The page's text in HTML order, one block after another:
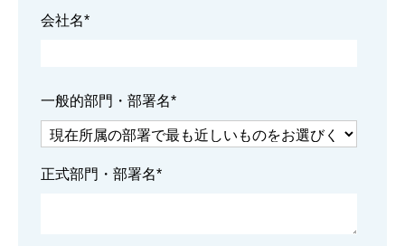
会社名*
一般的部門・部署名*
正式部門・部署名*